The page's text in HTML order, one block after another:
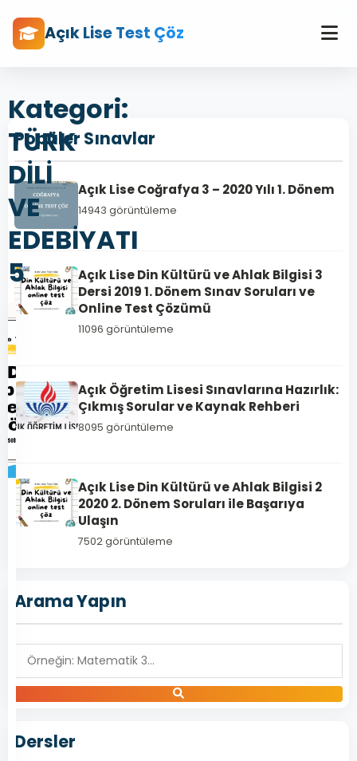
Açık Lise Test Çöz
Kategori:
TÜRK
DİLİ
VE
EDEBİYATI
5
1846
Dili
ve
5
–
2020
2.
Popüler Sınavlar
Açık Lise Coğrafya 3 – 2020 Yılı 1. Dönem
14943 görüntüleme
Açık Lise Din Kültürü ve Ahlak Bilgisi 3
Dersi 2019 1. Dönem Sınav Soruları ve
Online Test Çözümü
11096 görüntüleme
Açık Öğretim Lisesi Sınavlarına Hazırlık:
Çıkmış Sorular ve Kaynak Rehberi
8095 görüntüleme
Açık Lise Din Kültürü ve Ahlak Bilgisi 2
2020 2. Dönem Soruları ile Başarıya
Ulaşın
7502 görüntüleme
Arama Yapın
Dersler